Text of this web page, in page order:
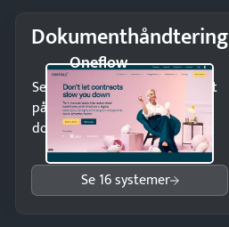
Dokumenthåndtering
Oneflow
Send kontrakter til underskrift
på minutter og mist ingen
dokumenter.
Se 16 systemer